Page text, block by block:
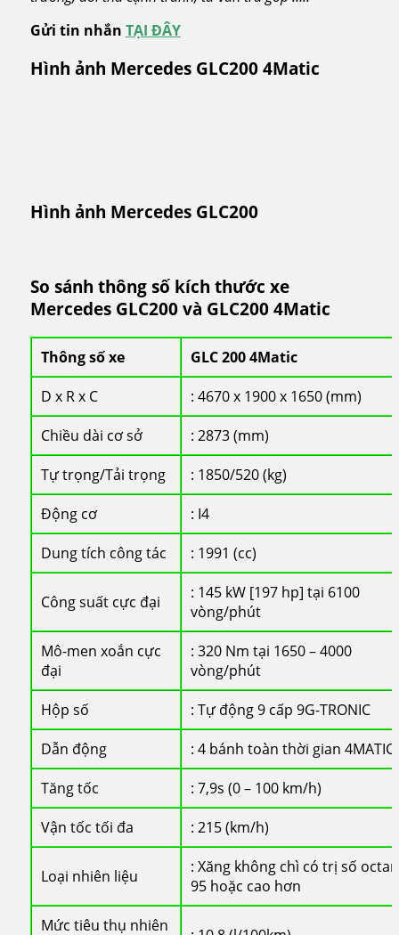
Gửi tin nhắn TẠI ĐÂY
Hình ảnh Mercedes GLC200 4Matic
Hình ảnh Mercedes GLC200
So sánh thông số kích thước xe
Mercedes GLC200 và GLC200 4Matic
Thông số xe
GLC 200 4Matic
D x R x C
: 4670 x 1900 x 1650 (mm)
Chiều dài cơ sở
: 2873 (mm)
Tự trọng/Tải trọng
: 1850/520 (kg)
Động cơ
: I4
Dung tích công tác
: 1991 (cc)
Công suất cực đại
: 145 kW [197 hp] tại 6100
vòng/phút
Mô-men xoắn cực
đại
: 320 Nm tại 1650 – 4000
vòng/phút
Hộp số
: Tự động 9 cấp 9G-TRONIC
Dẫn động
: 4 bánh toàn thời gian 4MATIC
Tăng tốc
: 7,9s (0 – 100 km/h)
Vận tốc tối đa
: 215 (km/h)
Loại nhiên liệu
: Xăng không chì có trị số
95 hoặc cao hơn
Mức tiêu thụ nhiên